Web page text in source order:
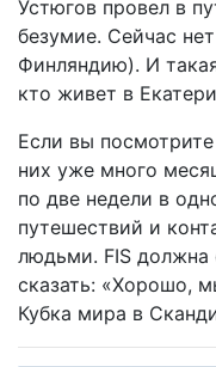
Устюгов провел в
безумие. Сейчас
Финляндию). И
кто живет в
Если вы
них уже много
по две недели в
путешествий и
людьми. FIS должна
сказать: «Хорошо,
Кубка мира в